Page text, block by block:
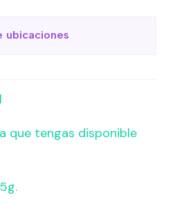
ubicaciones
que tengas disponible